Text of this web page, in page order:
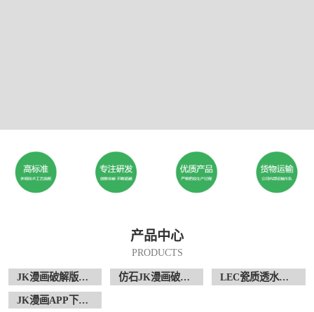
产品中心
PRODUCTS
JK漫画破解版APP透水砖 仿石JK漫画破解版APP透水砖 LEC瓷质透水花岗岩
JK漫画APP下载现场案例